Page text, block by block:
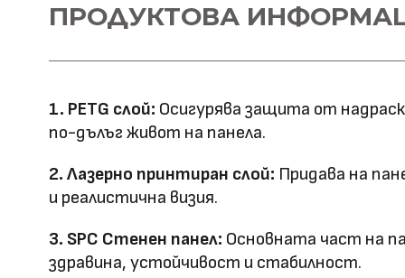
напречно сечение
SPC+PETG
Дебелина: 5
технология
Лазерно принтиране
Оценка за
ефективност
ПРОДУКТОВА
1. PETG слой: Осигурява защита от
по-дълъг живот на панела.
2. Лазерно принтиран слой: Придава на
и реалистична визия.
3. SPC Стенен панел: Основната част на
здравина, устойчивост и стабилност.